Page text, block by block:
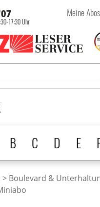
17:30 Uhr
Meine Abos
B C D E
Boulevard &